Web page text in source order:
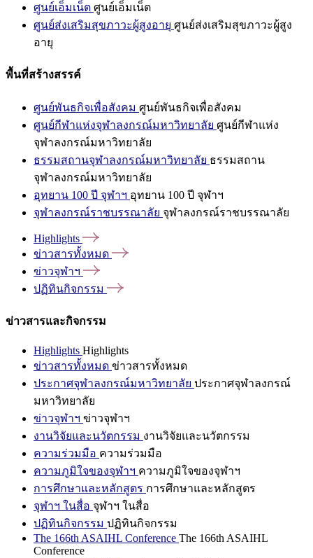
ศูนย์เอ็มเน็ต ศูนย์เอ็มเน็ต
ศูนย์ส่งเสริมสุขภาวะผู้สูงอายุ ศูนย์ส่งเสริมสุขภาวะผู้สูง
อายุ
พื้นที่สร้างสรรค์
ศูนย์พันธกิจเพื่อสังคม ศูนย์พันธกิจเพื่อสังคม
ศูนย์กีฬาแห่งจุฬาลงกรณ์มหาวิทยาลัย ศูนย์กีฬาแห่ง
จุฬาลงกรณ์มหาวิทยาลัย
ธรรมสถานจุฬาลงกรณ์มหาวิทยาลัย ธรรมสถาน
จุฬาลงกรณ์มหาวิทยาลัย
อุทยาน 100 ปี จุฬาฯ อุทยาน 100 ปี จุฬาฯ
จุฬาลงกรณ์ราชบรรณาลัย จุฬาลงกรณ์ราชบรรณาลัย
Highlights
ข่าวสารทั้งหมด
ข่าวจุฬาฯ
ปฏิทินกิจกรรม
ข่าวสารและกิจกรรม
Highlights Highlights
ข่าวสารทั้งหมด ข่าวสารทั้งหมด
ประกาศจุฬาลงกรณ์มหาวิทยาลัย ประกาศจุฬาลงกรณ์
มหาวิทยาลัย
ข่าวจุฬาฯ ข่าวจุฬาฯ
งานวิจัยและนวัตกรรม งานวิจัยและนวัตกรรม
ความร่วมมือ ความร่วมมือ
ความภูมิใจของจุฬาฯ ความภูมิใจของจุฬาฯ
การศึกษาและหลักสูตร การศึกษาและหลักสูตร
จุฬาฯ ในสื่อ จุฬาฯ ในสื่อ
ปฏิทินกิจกรรม ปฏิทินกิจกรรม
The 166th ASAIHL Conference The 166th ASAIHL
Conference